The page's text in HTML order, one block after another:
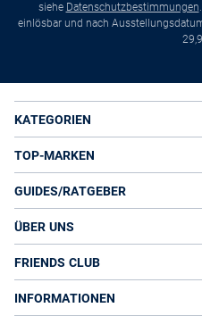
siehe Datenschutzbestimmungen
einlösbar und nach
KATEGORIEN
TOP-MARKEN
GUIDES/RATGEBER
ÜBER UNS
FRIENDS CLUB
INFORMATIONEN